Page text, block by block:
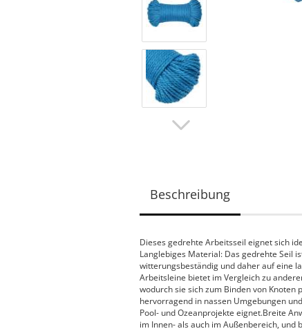
Beschreibung
Dieses gedrehte Arbeitsseil eignet sich
Langlebiges Material: Das gedrehte Seil
witterungsbeständig und daher auf eine
Arbeitsleine bietet im Vergleich zu
wodurch sie sich zum Binden von
hervorragend in nassen Umgebungen
Pool- und Ozeanprojekte eignet.Breite
im Innen- als auch im Außenbereich, und